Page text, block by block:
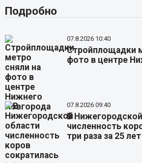
Подробно
07.8.2026 10:40
Стройплощадки
фото в центре
07.8.2026 09:40
В
численность
три раза за 25 лет